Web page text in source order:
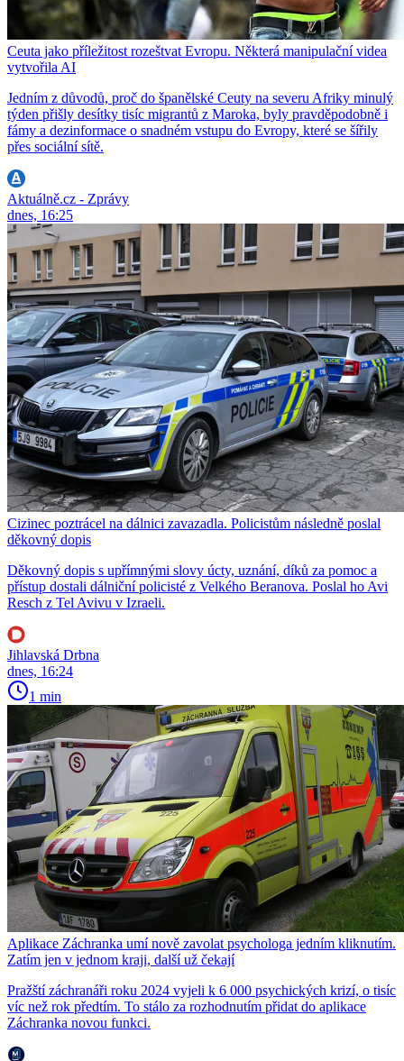
Ceuta jako příležitost rozeštvat Evropu. Některá manipulační videa
vytvořila AI
Jedním z důvodů, proč do španělské Ceuty na severu Afriky minulý
týden přišly desítky tisíc migrantů z Maroka, byly pravděpodobně i
fámy a dezinformace o snadném vstupu do Evropy, které se šířily
přes sociální sítě.
Aktuálně.cz - Zprávy
dnes, 16:25
Cizinec poztrácel na dálnici zavazadla. Policistům následně poslal
děkovný dopis
Děkovný dopis s upřímnými slovy úcty, uznání, díků za pomoc a
přístup dostali dálniční policisté z Velkého Beranova. Poslal ho Avi
Resch z Tel Avivu v Izraeli.
Jihlavská Drbna
dnes, 16:24
1 min
Aplikace Záchranka umí nově zavolat psychologa jedním kliknutím.
Zatím jen v jednom kraji, další už čekají
Pražští záchranáři roku 2024 vyjeli k 6 000 psychických krizí, o tisíc
víc než rok předtím. To stálo za rozhodnutím přidat do aplikace
Záchranka novou funkci.